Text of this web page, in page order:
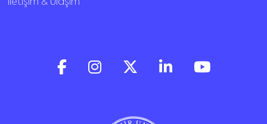
İletişim & Ulaşım